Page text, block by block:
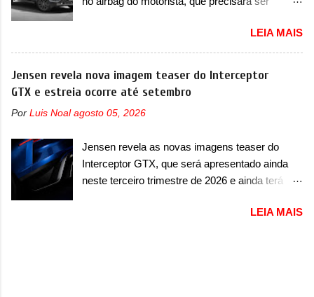
com uma proposta similar ao que a marca
característico da Rezvani. Junto com as
imagens, a marca já confirmou que o Dune será
um carro muito exclusivo. Ao todo, serão
apenas sete unidades produzidas... para todo
equipado com um motor V10 Supercharger
capaz de desenvolver cerca de 800cv que
separou a performance exótica da aventura i...
de outubro de 2025 que envolve os proprietários
da Strada no Brasil. O chamado envolve
unidades com ano/modelo 2026 da picape
compacta e envolve todas as versões com este
afetadas precisam retornar a uma
airbag do motorista, que precisará ser
substituído porque pode ter sido produzido de
forma errada. O serviço já pode ser solucionado
Em comunicado, a Fiat disse que “foi
LEIA MAIS
Jensen revela nova imagem teaser do Interceptor
GTX e estreia ocorre até setembro
Por Luis Noal agosto 05, 2026
Jensen revela as novas imagens teaser do
Interceptor GTX, que será apresentado ainda
neste terceiro trimestre de 2026 e ainda terá
International Automotive (abreviação de JIA)
LEIA MAIS